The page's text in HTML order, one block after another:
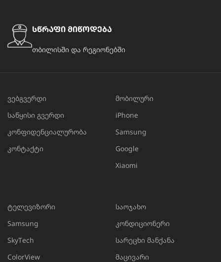
სწრაფი მიწოდება
თბილისში და რეგიონებში
ვებგვერდი
საწყისი გვერდი
კონფიდენციალურობა
კონტაქტი
მობილური
iPhone
Samsung
Google
Xiaomi
ტელევიზორი
Samsung
SkyTech
ColorView
საოჯახო
კონდიციონერი
სარეცხი მანქანა
მაცივარი